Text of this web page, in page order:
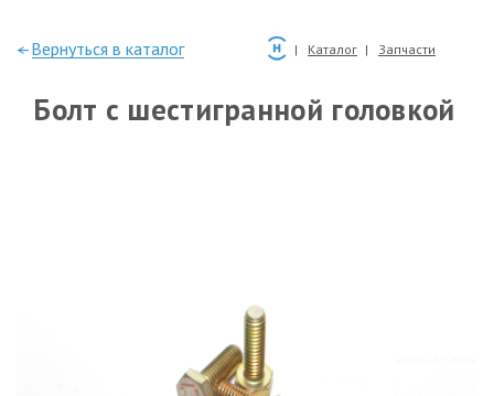
—Вернуться в каталог Каталог Запчасти
Болт с шестигранной головкой